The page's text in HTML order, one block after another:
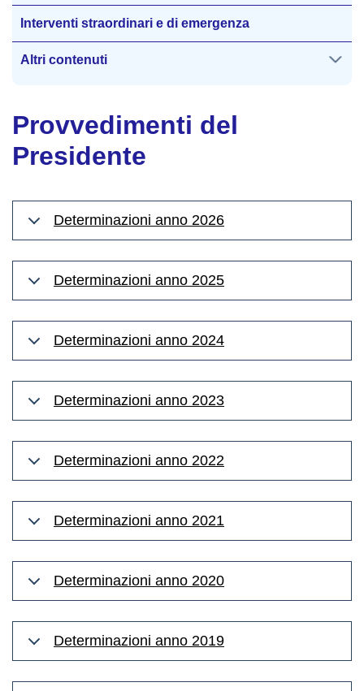
Provvedimenti del
Presidente
Determinazioni anno 2026
Determinazioni anno 2025
Determinazioni anno 2024
Determinazioni anno 2023
Determinazioni anno 2022
Determinazioni anno 2021
Determinazioni anno 2020
Determinazioni anno 2019
Interventi straordinari e di emergenza
Altri contenuti